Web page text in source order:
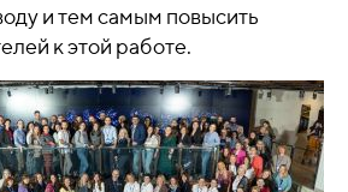
и тем самым повысить
к этой работе.